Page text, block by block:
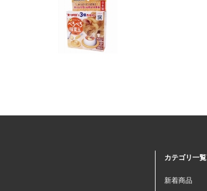
カテゴリ一覧
新着商品